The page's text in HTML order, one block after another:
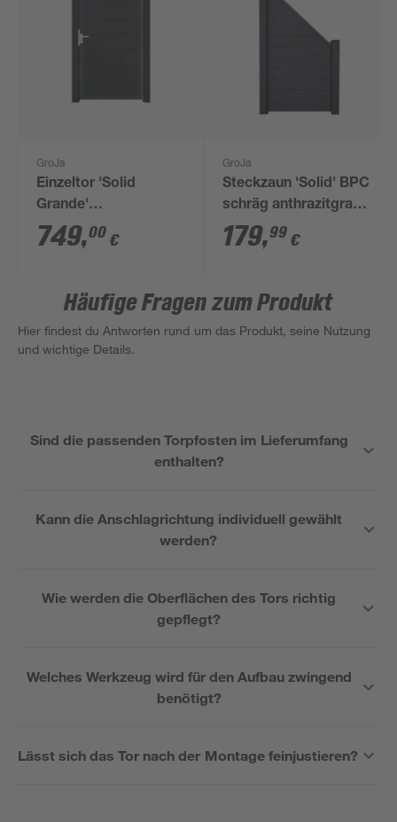
GroJa
Einzeltor 'Solid
Grande'
BPC/Aluminium
anthrazitgrau/anthrazit
749,00 €
GroJa
Steckzaun 'Solid' BPC
schräg anthrazitgrau
90 x 180/90 cm
179,99 €
Häufige Fragen zum Produkt
Hier findest du Antworten rund um das Produkt, seine Nutzung
und wichtige Details.
Sind die passenden Torpfosten im Lieferumfang
enthalten?
Kann die Anschlagrichtung individuell gewählt
werden?
Wie werden die Oberflächen des Tors richtig
gepflegt?
Welches Werkzeug wird für den Aufbau zwingend
benötigt?
Lässt sich das Tor nach der Montage feinjustieren?